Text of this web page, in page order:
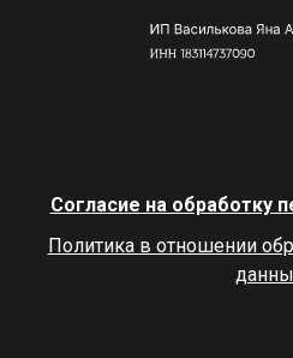
Согласие на обработку
Политика в отношении